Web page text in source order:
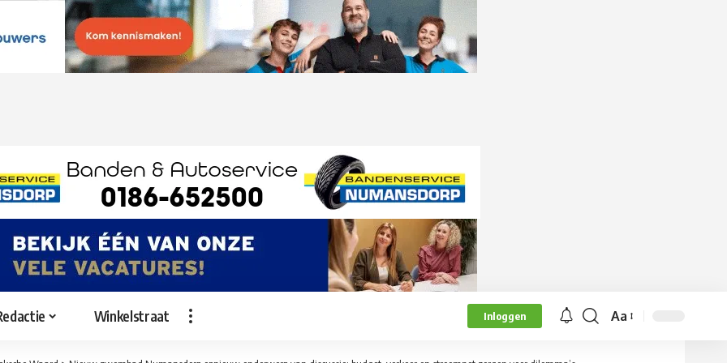
Winkelstraat Inloggen
Lettergrootte
Aa